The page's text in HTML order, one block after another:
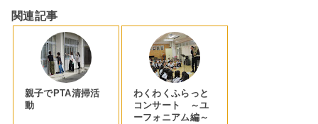
関連記事
親子でPTA清掃活
動
わくわくふらっと
コンサート ～ユ
ーフォニアム編～